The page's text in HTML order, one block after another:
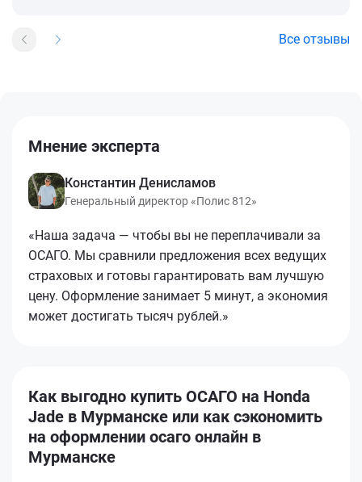
Все отзывы
Мнение эксперта
Константин Денисламов
Генеральный директор «Полис 812»
«Наша задача — чтобы вы не переплачивали за
ОСАГО. Мы сравнили предложения всех ведущих
страховых и готовы гарантировать вам лучшую
цену. Оформление занимает 5 минут, а экономия
может достигать тысяч рублей.»
Как выгодно купить ОСАГО на Honda
Jade в Мурманске или как сэкономить
на оформлении осаго онлайн в
Мурманске